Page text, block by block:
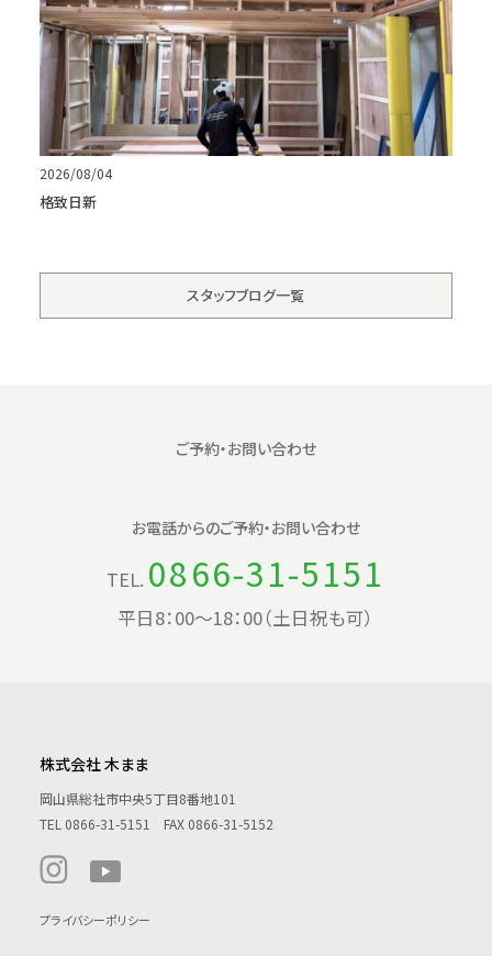
2026/08/04
格致日新
スタッフブログ一覧
ご予約・お問い合わせ
お電話からのご予約・お問い合わせ
TEL. 0866-31-5151
平日8：00〜18：00（土日祝も可）
株式会社 木まま
岡山県総社市中央5丁目8番地101
TEL 0866-31-5151 FAX 0866-31-5152
プライバシーポリシー